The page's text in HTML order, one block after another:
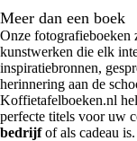
Meer dan een boek
Onze fotografieboeken
kunstwerken die elk
inspiratiebronnen,
herinnering aan de
Koffietafelboeken.nl
perfecte titels voor uw
bedrijfof als cadeau is.